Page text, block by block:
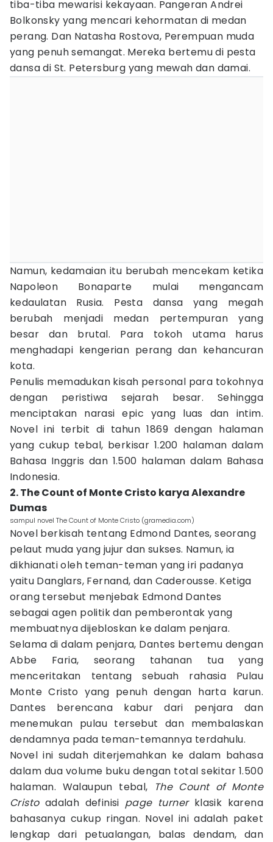
tiba-tiba mewarisi kekayaan. Pangeran Andrei
Bolkonsky yang mencari kehormatan di medan
perang. Dan Natasha Rostova, Perempuan muda
yang penuh semangat. Mereka bertemu di pesta
dansa di St. Petersburg yang mewah dan damai.
Namun, kedamaian itu berubah mencekam ketika
Napoleon Bonaparte mulai mengancam
kedaulatan Rusia. Pesta dansa yang megah
berubah menjadi medan pertempuran yang
besar dan brutal. Para tokoh utama harus
menghadapi kengerian perang dan kehancuran
kota.
Penulis memadukan kisah personal para tokohnya
dengan peristiwa sejarah besar. Sehingga
menciptakan narasi epic yang luas dan intim.
Novel ini terbit di tahun 1869 dengan halaman
yang cukup tebal, berkisar 1.200 halaman dalam
Bahasa Inggris dan 1.500 halaman dalam Bahasa
Indonesia.
2. The Count of Monte Cristo karya Alexandre
Dumas
sampul novel The Count of Monte Cristo (gramedia.com)
Novel berkisah tentang Edmond Dantes, seorang
pelaut muda yang jujur dan sukses. Namun, ia
dikhianati oleh teman-teman yang iri padanya
yaitu Danglars, Fernand, dan Caderousse. Ketiga
orang tersebut menjebak Edmond Dantes
sebagai agen politik dan pemberontak yang
membuatnya dijebloskan ke dalam penjara.
Selama di dalam penjara, Dantes bertemu dengan
Abbe Faria, seorang tahanan tua yang
menceritakan tentang sebuah rahasia Pulau
Monte Cristo yang penuh dengan harta karun.
Dantes berencana kabur dari penjara dan
menemukan pulau tersebut dan membalaskan
dendamnya pada teman-temannya terdahulu.
Novel ini sudah diterjemahkan ke dalam bahasa
dalam dua volume buku dengan total sekitar 1.500
halaman. Walaupun tebal,
The Count of Monte
Cristo adalah definisi page turnerklasik karena
bahasanya cukup ringan. Novel ini adalah paket
lengkap dari petualangan, balas dendam, dan